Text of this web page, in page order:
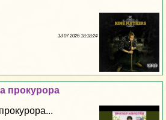
13 07 2026 18:18:24
прокурора